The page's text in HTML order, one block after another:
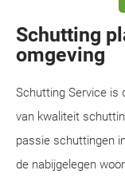
Schutting
omgeving
Schutting Service is
van kwaliteit
passie schuttingen
de nabijgelegen